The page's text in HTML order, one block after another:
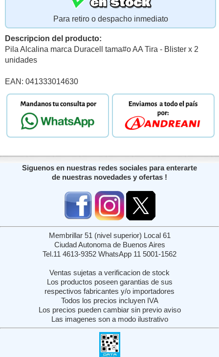
Para retiro o despacho inmediato
Descripcion del producto:
Pila Alcalina marca Duracell tama#o AA Tira - Blister x 2
unidades
EAN: 041333014630
Siguenos en nuestras redes sociales para enterarte
de nuestras novedades y ofertas !
Membrillar 51 (nivel superior) Local 61
Ciudad Autonoma de Buenos Aires
Tel.11 4613-9352 WhatsApp 11 5001-1562
Ventas sujetas a verificacion de stock
Los productos poseen garantias de sus
respectivos fabricantes y/o importadores
Todos los precios incluyen IVA
Los precios pueden cambiar sin previo aviso
Las imagenes son a modo ilustrativo